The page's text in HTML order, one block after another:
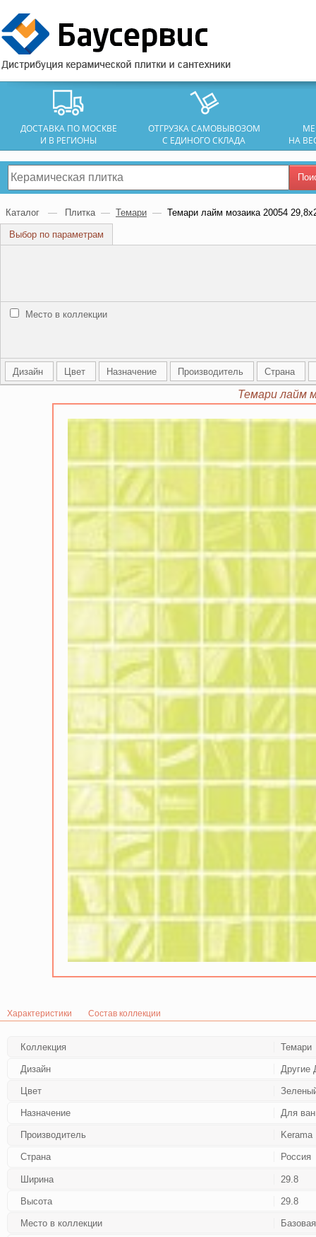
ДОСТАВКА ПО МОСКВЕ
И В РЕГИОНЫ
ОТГРУЗКА САМОВЫВОЗОМ
С ЕДИНОГО СКЛАДА
НА
Каталог — Плитка — Темари — Темари лайм мозаика 20054
Выбор по параметрам
Место в коллекции
Дизайн Цвет Назначение Производитель Страна
Темари лайм
Характеристики Состав коллекции
Коллекция Темари
Дизайн Другие
Цвет
Назначение Для
Производитель Kerama
Страна Россия
Ширина 29.8
Высота 29.8
Место в коллекции